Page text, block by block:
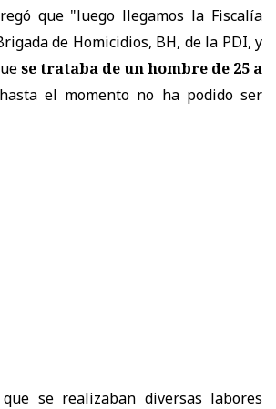
que "luego llegamos la Fiscalía
de Homicidios, BH, de la PDI, y
se trataba de un hombre de 25 a
el momento no ha podido ser
se realizaban diversas labores